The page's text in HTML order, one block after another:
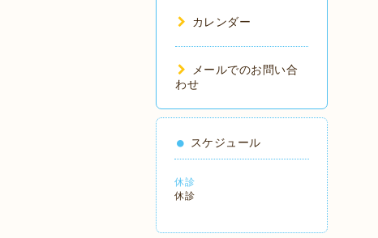
カレンダー
メールでのお問い合
わせ
スケジュール
休診
休診